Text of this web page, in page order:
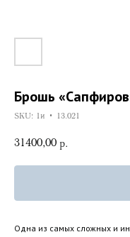
Брошь
SKU: 1и • 13.021
31400,00 р.
Одна из самых сложных и